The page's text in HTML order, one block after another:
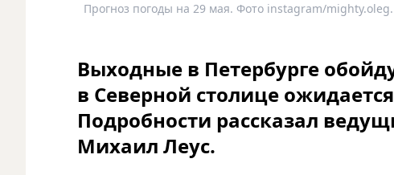
Прогноз погоды на 29 мая. Фото instagram/mighty.oleg.
Выходные в Петербурге
в Северной столице
Подробности рассказал
Михаил Леус.